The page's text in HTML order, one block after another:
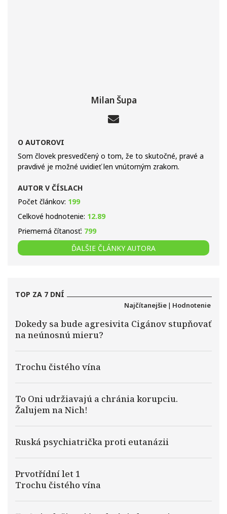
Milan Šupa
O AUTOROVI
Som človek presvedčený o tom, že to skutočné, pravé a
pravdivé je možné uvidieť len vnútorným zrakom.
AUTOR V ČÍSLACH
Počet článkov: 199
Celkové hodnotenie: 12.89
Priemerná čítanosť: 799
ĎALŠIE ČLÁNKY AUTORA
TOP ZA 7 DNÍ
Najčítanejšie | Hodnotenie
Dokedy sa bude agresivita Cigánov stupňovať
na neúnosnú mieru?
Trochu čistého vína
To Oni udržiavajú a chránia korupciu.
Žalujem na Nich!
Ruská psychiatrička proti eutanázii
Prvotřídní let 1
Trochu čistého vína